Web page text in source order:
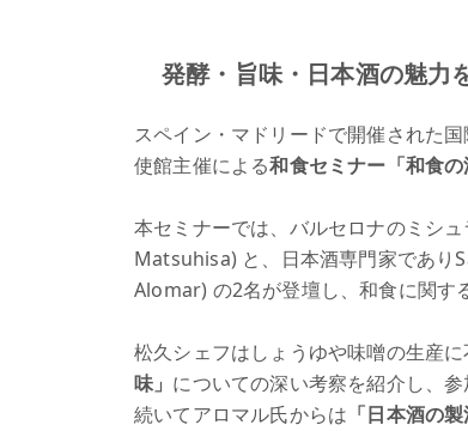
発酵・旨味・日本酒の魅力
スペイン・マドリードで開催された
使館主催による和食セミナー「和食の
本セミナーでは、バルセロナのミシ
Matsuhisa) と、日本酒専門家であり
Alomar) の2名が登壇し、和食に関す
松久シェフはしょうゆや味噌の生産
味」 についての深い考察を紹介し、
続いてアロマル氏からは 「日本酒の